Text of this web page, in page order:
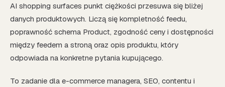
AI shopping surfaces punkt ciężkości przesuwa się bliżej
danych produktowych. Liczą się kompletność feedu,
poprawność schema Product, zgodność ceny i dostępności
między feedem a stroną oraz opis produktu, który
odpowiada na konkretne pytania kupującego.
To zadanie dla e-commerce managera, SEO, contentu i